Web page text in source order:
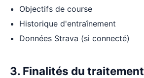
Objectifs de course
Historique d'entraînement
Données Strava (si connecté)
3. Finalités du traitement